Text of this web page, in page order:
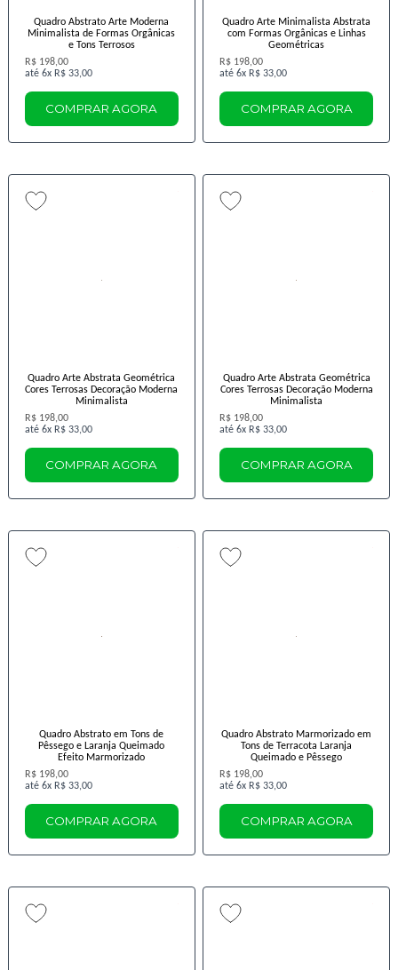
Quadro Abstrato Arte Moderna
Minimalista de Formas Orgânicas
e Tons Terrosos
R$ 198,00
6x R$ 33,00
COMPRAR AGORA
Quadro Arte Minimalista Abstrata
com Formas Orgânicas e Linhas
Geométricas
R$ 198,00
6x R$ 33,00
COMPRAR AGORA
Quadro Arte Abstrata Geométrica
Cores Terrosas Decoração Moderna
Minimalista
R$ 198,00
6x R$ 33,00
COMPRAR AGORA
Quadro Arte Abstrata Geométrica
Cores Terrosas Decoração Moderna
Minimalista
R$ 198,00
6x R$ 33,00
COMPRAR AGORA
Quadro Abstrato em Tons de
Pêssego e Laranja Queimado
Efeito Marmorizado
R$ 198,00
6x R$ 33,00
COMPRAR AGORA
Quadro Abstrato Marmorizado em
Tons de Terracota Laranja
Queimado e Pêssego
R$ 198,00
6x R$ 33,00
COMPRAR AGORA